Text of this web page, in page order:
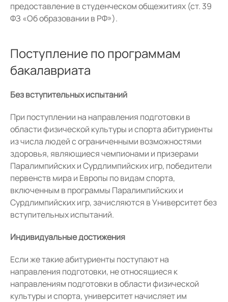
предоставление в студенческом общежитиях (ст. 39
ФЗ «Об образовании в РФ»).
Поступление по программам
бакалавриата
Без вступительных испытаний
При поступлении на направления подготовки в
области физической культуры и спорта абитуриенты
из числа людей с ограниченными возможностями
здоровья, являющиеся чемпионами и призерами
Паралимпийских и Сурдлимпийских игр, победители
первенств мира и Европы по видам спорта,
включенным в программы Паралимпийских и
Сурдлимпийских игр, зачисляются в Университет без
вступительных испытаний.
Индивидуальные достижения
Если же такие абитуриенты поступают на
направления подготовки, не относящиеся к
направлениям подготовки в области физической
культуры и спорта, университет начисляет им